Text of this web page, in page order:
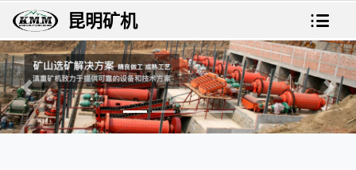
昆明矿机
上一张 下